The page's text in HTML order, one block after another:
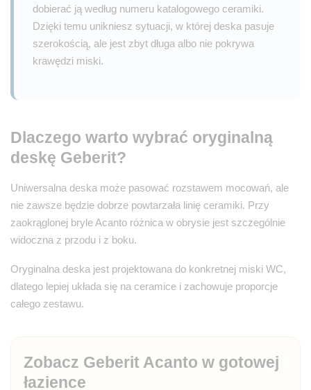
dobierać ją według numeru katalogowego ceramiki.
Dzięki temu unikniesz sytuacji, w której deska pasuje
szerokością, ale jest zbyt długa albo nie pokrywa
krawędzi miski.
Dlaczego warto wybrać oryginalną
deskę Geberit?
Uniwersalna deska może pasować rozstawem mocowań, ale
nie zawsze będzie dobrze powtarzała linię ceramiki. Przy
zaokrąglonej bryle Acanto różnica w obrysie jest szczególnie
widoczna z przodu i z boku.
Oryginalna deska jest projektowana do konkretnej miski WC,
dlatego lepiej układa się na ceramice i zachowuje proporcje
całego zestawu.
Zobacz Geberit Acanto w gotowej
łazience